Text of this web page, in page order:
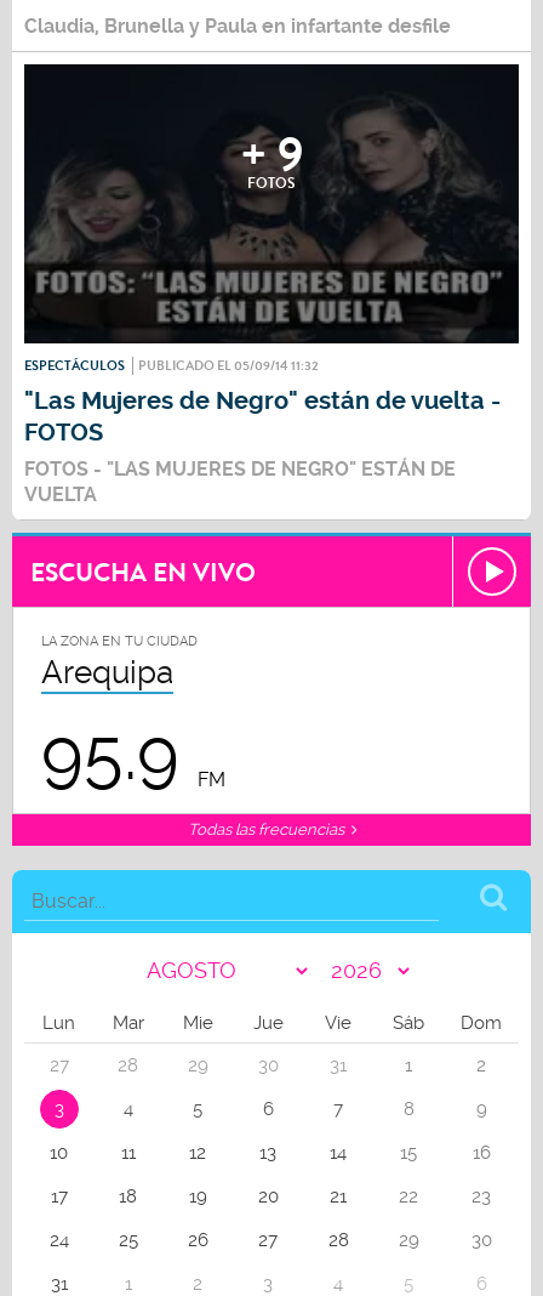
Claudia, Brunella y Paula en infartante desfile
+ 9
FOTOS
ESPECTÁCULOS PUBLICADO EL 05/09/14 11:32
"Las Mujeres de Negro" están de vuelta -
FOTOS
FOTOS - "LAS MUJERES DE NEGRO" ESTÁN DE
VUELTA
ESCUCHA EN VIVO
LA ZONA EN TU CIUDAD
Arequipa
95.9 FM
Todas las frecuencias
Lun Mar Mie Jue Vie Sáb
Dom
27
28 29 30 31 1
2
3
4 5 6 7 8
9
10
11 12 13 14 15
16
17
18 19 20 21 22
23
24
25 26 27 28 29
30
31
1 2 3 4 5 6